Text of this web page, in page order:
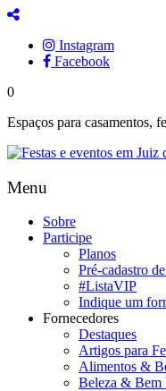
Instagram
Facebook
0
Espaços para casamentos,
Menu
Sobre
Participe
Planos
Pré-cadastro
#ListaVIP
Indique um
Fornecedores
Destaques
Artigos para
Alimentos &
Beleza & Bem